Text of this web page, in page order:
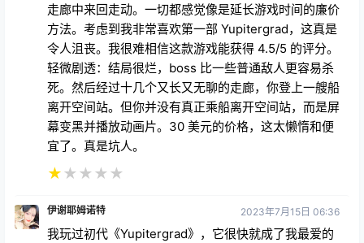
走廊中来回走动。一切都感觉像是延长游戏时间的廉价
方法。考虑到我非常喜欢第一部 Yupitergrad，这真是
令人沮丧。我很难相信这款游戏能获得 4.5/5 的评分。
轻微剧透：结局很烂，boss 比一些普通敌人更容易杀
死。然后经过十几个又长又无聊的走廊，你登上一艘船
离开空间站。但你并没有真正乘船离开空间站，而是屏
幕变黑并播放动画片。30 美元的价格，这太懒惰和便
宜了。真是坑人。
★★ ★ ★ ★
伊谢耶姆诺特 2023年7月15日 06:36
我玩过初代《Yupitergrad》，它很快就成了我最爱的